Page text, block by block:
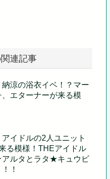
連記事
納涼の浴衣イベ！？マー
、エターナーが来る模
アイドルの2人ユニット
る模様！THEアイドル
ルタとラタ★キュウビ
！